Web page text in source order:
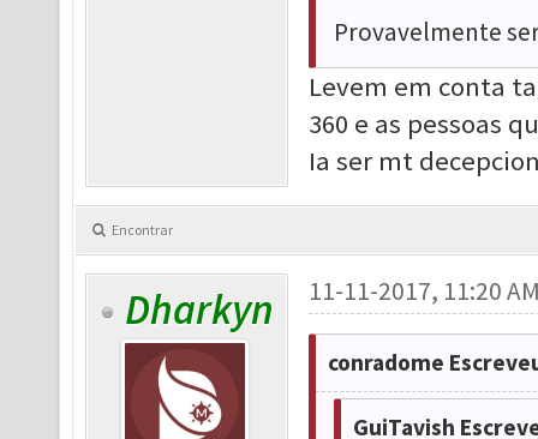
Provavelmente
Levem em conta
360 e as pessoas
Ia ser mt
Encontrar
Dharkyn 11-11-2017, 11:20
conradome
GuiTavish